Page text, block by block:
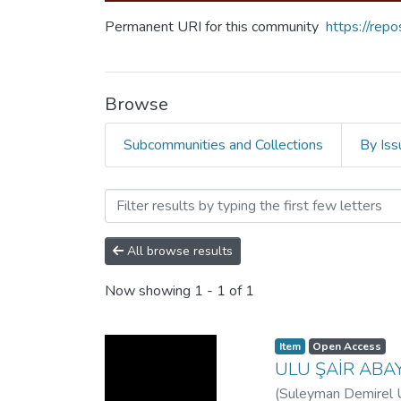
Permanent URI for this community https://
Browse
Subcommunities and Collections By
Browsing 02. School of
All browse results
Now showing 1 - 1 of 1
Item Open Access
ULU ŞAİR
(Suleyman Demirel